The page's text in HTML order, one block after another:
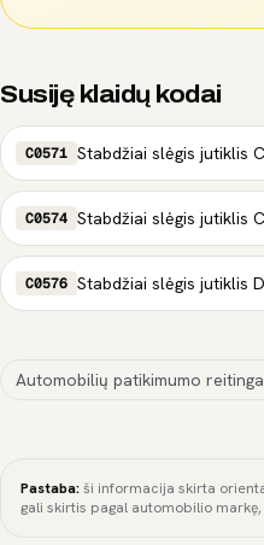
Susiję klaidų kodai
C0571
C0574
C0576
Automobilių patikimumo
Pastaba:ši informacija skirta
gali skirtis pagal automobilio